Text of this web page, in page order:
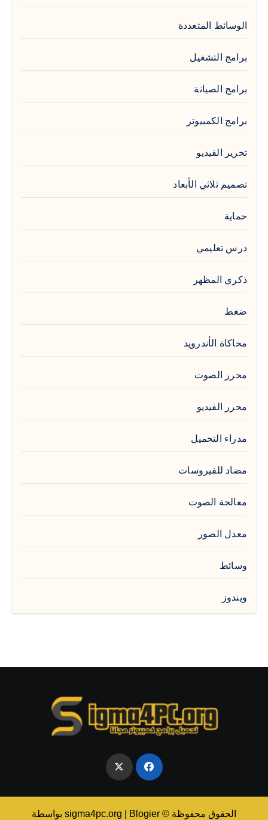
الوسائط المتعددة
برامج التشغيل
برامج الصيانة
برامج الكمبيوتر
تحرير الفيديو
تصميم ثلاثي الأبعاد
حماية
درس تعليمي
ذكري المظهر
ضغط
محاكاة الأندرويد
محرر الصوت
محرر الفيديو
مدراء التحميل
مضاد للفيروسات
معالجة الصوت
معدل الصور
وسائط
ويندوز
الحقوق محفوظة © sigma4pc.org Blogier بواسطة